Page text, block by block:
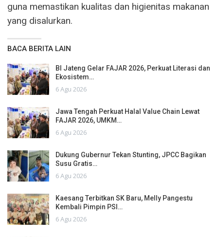
guna memastikan kualitas dan higienitas makanan
yang disalurkan.
BACA BERITA LAIN
BI Jateng Gelar FAJAR 2026, Perkuat Literasi dan
Ekosistem…
6 Agu 2026
Jawa Tengah Perkuat Halal Value Chain Lewat
FAJAR 2026, UMKM…
6 Agu 2026
Dukung Gubernur Tekan Stunting, JPCC Bagikan
Susu Gratis…
6 Agu 2026
Kaesang Terbitkan SK Baru, Melly Pangestu
Kembali Pimpin PSI…
6 Agu 2026